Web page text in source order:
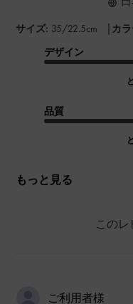
サイズ: 35/22.5cm | カ
デザイン
品質
もっと見る
この
ご利用者様